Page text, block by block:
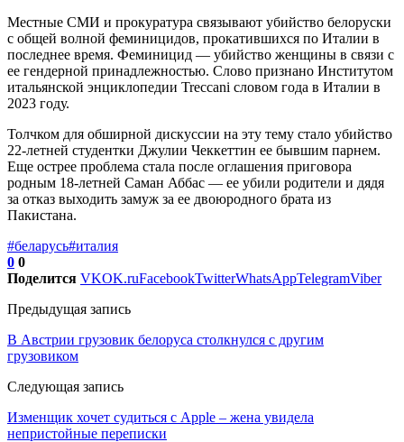
Местные СМИ и прокуратура связывают убийство белоруски
с общей волной феминицидов, прокатившихся по Италии в
последнее время. Феминицид — убийство женщины в связи с
ее гендерной принадлежностью. Слово признано Институтом
итальянской энциклопедии Treccani словом года в Италии в
2023 году.
Толчком для обширной дискуссии на эту тему стало убийство
22-летней студентки Джулии Чеккеттин ее бывшим парнем.
Еще острее проблема стала после оглашения приговора
родным 18-летней Саман Аббас — ее убили родители и дядя
за отказ выходить замуж за ее двоюродного брата из
Пакистана.
#беларусь#италия
0 0
Поделится VKOK.ruFacebookTwitterWhatsAppTelegramViber
Предыдущая запись
В Австрии грузовик белоруса столкнулся с другим
грузовиком
Следующая запись
Изменщик хочет судиться с Apple – жена увидела
непристойные переписки